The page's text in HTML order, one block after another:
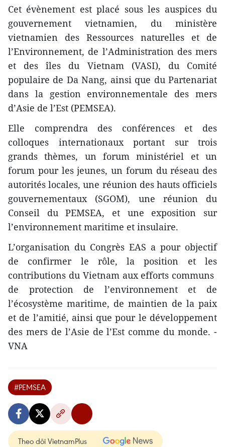
Cet évènement est placé sous les auspices du
gouvernement vietnamien, du ministère
vietnamien des Ressources naturelles et de
l’Environnement, de l’Administration des mers
et des îles du Vietnam (VASI), du Comité
populaire de Da Nang, ainsi que du Partenariat
dans la gestion environnementale des mers
d’Asie de l’Est (PEMSEA).
Elle comprendra des conférences et des
colloques internationaux portant sur trois
grands thèmes, un forum ministériel et un
forum pour les jeunes, un forum du réseau des
autorités locales, une réunion des hauts officiels
gouvernementaux (SGOM), une réunion du
Conseil du PEMSEA, et une exposition sur
l’environnement maritime et insulaire.
L’organisation du Congrès EAS a pour objectif
de confirmer le rôle, la position et les
contributions du Vietnam ​aux efforts communs ​
de protection de l’environnement et de
l’écosystème maritime, de maintien de la paix
et de l’amitié, ainsi que pour le développement
des mers de l’Asie de l’Est comme du monde. -
VNA
#PEMSEA
Theo dõi VietnamPlus